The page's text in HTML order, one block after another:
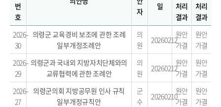
번
호
자
일
처리
결과
처리
결과
2026-
30
의령군 교육경비 보조에 관한 조례
일부개정조례안
의
원
20260212
원안
가결
원안
가결
2026-
29
의령군과 국내외 지방자치단체와의
교류협력에 관한 조례안
의
원
20260212
원안
가결
원안
가결
2026-
27
의령군의회 지방공무원 인사 규칙
일부개정규칙안
군
수
20260210
원안
가결
원안
가결